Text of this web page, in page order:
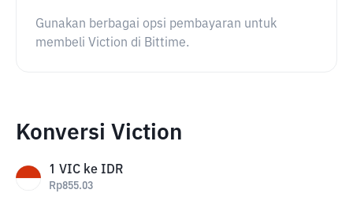
Gunakan berbagai opsi pembayaran untuk
membeli Viction di Bittime.
Konversi Viction
1 VIC ke IDR
Rp855.03